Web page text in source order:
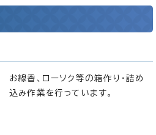
お線香、ローソク等の箱作り・詰め
込み作業を行っています。